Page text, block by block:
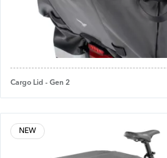
Cargo Lid - Gen 2
NEW